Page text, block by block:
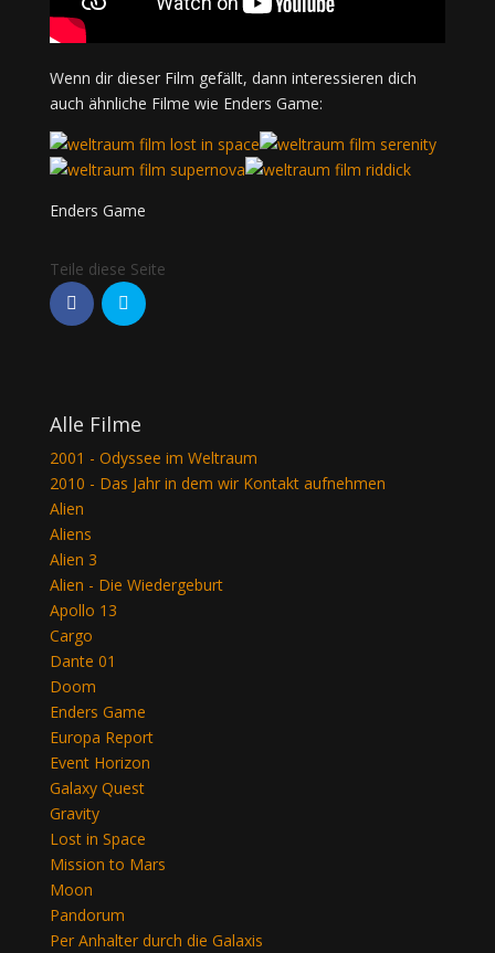
Wenn dir dieser Film gefällt, dann interessieren dich
auch ähnliche Filme wie Enders Game:
Enders Game
Alle Filme
2001 - Odyssee im Weltraum
2010 - Das Jahr in dem wir Kontakt aufnehmen
Alien
Aliens
Alien 3
Alien - Die Wiedergeburt
Apollo 13
Cargo
Dante 01
Doom
Enders Game
Europa Report
Event Horizon
Galaxy Quest
Gravity
Lost in Space
Mission to Mars
Moon
Pandorum
Per Anhalter durch die Galaxis